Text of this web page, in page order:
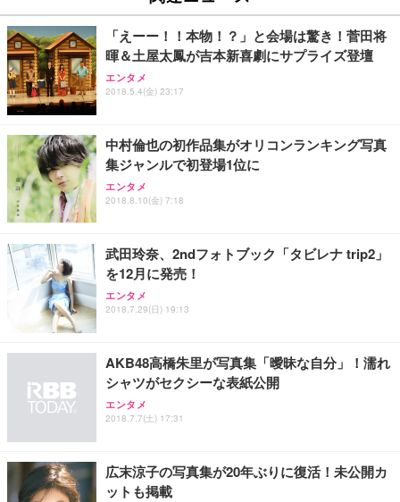
キング pc 事務椅子 360度回転 座面昇降 強化ナイロ
(黒網+黒枠+黒足)
￥5,699
SIHOO B100 オフィスチェア／デスクチェア メッシ
Sezlife オフィスチェア デスクチェア 疲れない テレ
ワーク チェア 強化バックレスト 30度ロッキング機
ョン PCチェア 通気性メッシュ ゲーミング/勉強/事
務用 おしゃれ パソコンチェア (ブラック)
￥7,680
Sezlife オフィスチェア デスクチェア 疲れない テレ
ワーク チェア 強化バックレスト 30度ロッキング機
ョン PCチェア 通気性メッシュ ゲーミング/勉強/事
務用 おしゃれ パソコンチェア (ホワイト)
ANDWINT オフィスチェア デスクチェア 肘なし メ
ッシュ 通気性 ランバーサポート付き 腰サポート ガ
ス圧無段階昇降 360度回転 キャスター付き コンパク
￥105,595
EIZO ビジネス向けプレミアムモニター | FlexScan
EV2740X-WT | 27.0型4K UHD・USB Type-C・ホワ
￥109,572
【純正品】27"ゲーミングモニター DualSense 充電
フック付き（CFI-ZDM1J）
【整備済み品】Dell E2724HS 27インチ 液晶モニタ
ー フルHD（1920×1080）VA 非光沢 HDMI/DisplayP
【MiniLED/24.5inch/280Hz/FHD】GRAPHT THE S
HOOTER Gaming Monitor 24” Essential ゲーミン
グモニター QD 24.5インチ 1ms FHD 量子ドット 残
￥3,373
Amazonベーシック ペットシーツ 厚型 ワイド 42枚
ネオ・ルーライフ ネオ・オムツ L 中型犬用 26枚入
Smart Basic(スマートベーシック) 【Amazon.co.jp
限定】 Smart Basic アイリスオーヤマ ペットシーツ
アイリスオーヤマ ペットシーツ 超厚型 お徳用 レギ
ュラー 200枚入【Amazon.co.jp限定】
「えーー！！本物！？」と会場は驚き！菅田将
暉＆土屋太鳳が吉本新喜劇にサプライズ登壇
エンタメ
2018.5.4(金) 23:17
中村倫也の初作品集がオリコンランキング写真
集ジャンルで初登場1位に
エンタメ
2018.8.10(金) 7:18
武田玲奈、2ndフォトブック「タビレナ trip2」
を12月に発売！
エンタメ
2018.7.29(日) 19:13
AKB48高橋朱里が写真集「曖昧な自分」！濡れ
シャツがセクシーな表紙公開
エンタメ
2018.7.7(土) 17:31
広末涼子の写真集が20年ぶりに復活！未公開カ
ットも掲載